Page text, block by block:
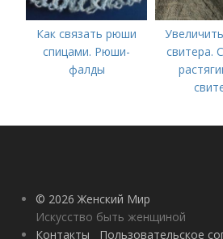
Как связать рюши
спицами. Рюши-
фалды
свитера.
© 2026 Женский Мир
Искусство быть женщиной
Контакты
Пользовательское